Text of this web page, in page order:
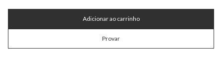
Adicionar ao carrinho
Provar